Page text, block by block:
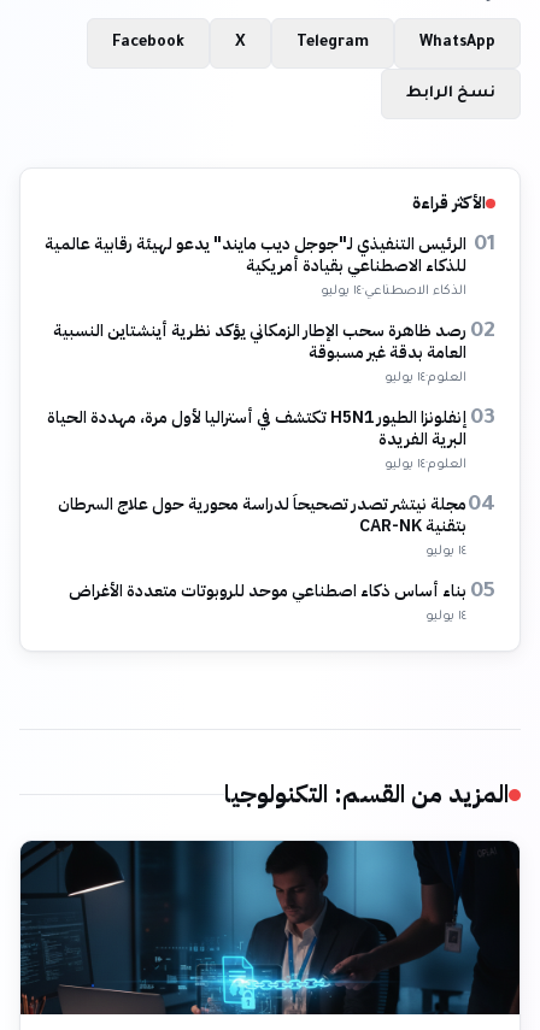
WhatsApp
Telegram
X
Facebook
نسخ الرابط
الأكثر قراءة
01 الرئيس التنفيذي لـ"جوجل ديب مايند" يدعو لهيئة رقابية عالمية
للذكاء الاصطناعي بقيادة أمريكية
الذكاء الاصطناعي·١٤ يوليو
02 رصد ظاهرة سحب الإطار الزمكاني يؤكد نظرية أينشتاين النسبية
العامة بدقة غير مسبوقة
العلوم·١٤ يوليو
03
إنفلونزا الطيور H5N1 تكتشف في أستراليا لأول مرة، مهددة الحياة
البرية الفريدة
العلوم·١٤ يوليو
04مجلة نيتشر تصدر تصحيحاً لدراسة محورية حول علاج السرطان
بتقنية CAR-NK
١٤ يوليو
05 بناء أساس ذكاء اصطناعي موحد للروبوتات متعددة الأغراض
١٤ يوليو
المزيد من القسم: التكنولوجيا